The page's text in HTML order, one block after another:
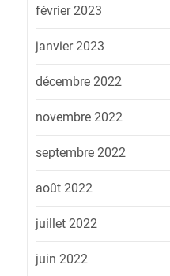
février 2023
janvier 2023
décembre 2022
novembre 2022
septembre 2022
août 2022
juillet 2022
juin 2022